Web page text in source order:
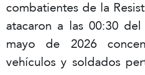
combatientes de la
atacaron a las 00:30
mayo de 2026
vehículos y soldados